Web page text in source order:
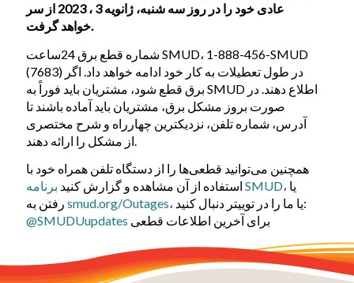
عادی خود را در روز سه شنبه، ژانویه 3 ، 2023 از سر
خواهد گرفت.
شماره قطع برق 24ساعت SMUD، 1-888-456-SMUD
(7683) در طول تعطیلات به کار خود ادامه خواهد داد. اگر
برق قطع شود، مشتریان باید فوراً به SMUD اطلاع دهند. در
صورت بروز مشکل برق، مشتریان باید آماده باشند تا
آدرس، شماره تلفن، نزدیکترین چهارراه و شرح مختصری
همچنین می‌توانید قطعی‌ها را از دستگاه تلفن همراه خود با
استفاده از آن مشاهده و گزارش کنید برنامه SMUD،
smud.org/Outages،
یا ما را در توییتر دنبال کنید:
@SMUDUupdates برای آخرین اطلاعات قطعی